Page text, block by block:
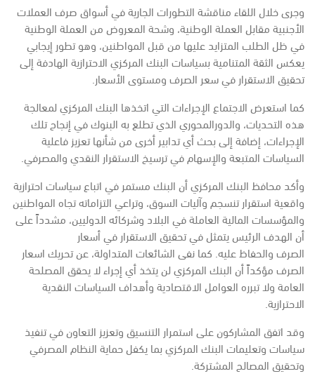
وجرى خلال اللقاء مناقشة التطورات الجارية في أسواق صرف العملات
الأجنبية مقابل العملة الوطنية، وشحة المعروض من العملة الوطنية
في ظل الطلب المتزايد عليها من قبل المواطنين، وهو تطور إيجابي
يعكس الثقة المتنامية بسياسات البنك المركزي الاحترازية الهادفة إلى
تحقيق الاستقرار في سعر الصرف ومستوى الأسعار.
كما استعرض الاجتماع الإجراءات التي اتخذها البنك المركزي لمعالجة
هذه التحديات، والدورالمحوري الذي تطلع به البنوك في إنجاح تلك
الإجراءات، إضافة إلى بحث أي تدابير أخرى من شأنها تعزيز فاعلية
السياسات المتبعة والإسهام في ترسيخ الاستقرار النقدي والمصرفي.
وأكد محافظ البنك المركزي أن البنك مستمر في اتباع سياسات احترازية
واقعية استقرار تنسجم وآليات السوق، وتراعي التزاماته تجاه المواطنين
والمؤسسات المالية العاملة في البلاد وشركائه الدوليين، مشدداً على
أن الهدف الرئيس يتمثل في تحقيق الاستقرار في أسعار
الصرف والحفاظ عليه. كما نفى الشائعات المتداولة، عن تحريك اسعار
الصرف مؤكداً أن البنك المركزي لن يتخذ أي إجراء لا يحقق المصلحة
العامة ولا تبرره العوامل الاقتصادية وأهداف السياسات النقدية
الاحترازية.
وقد اتفق المشاركون على استمرار التنسيق وتعزيز التعاون في تنفيذ
سياسات وتعليمات البنك المركزي بما يكفل حماية النظام المصرفي
وتحقيق المصالح المشتركة.